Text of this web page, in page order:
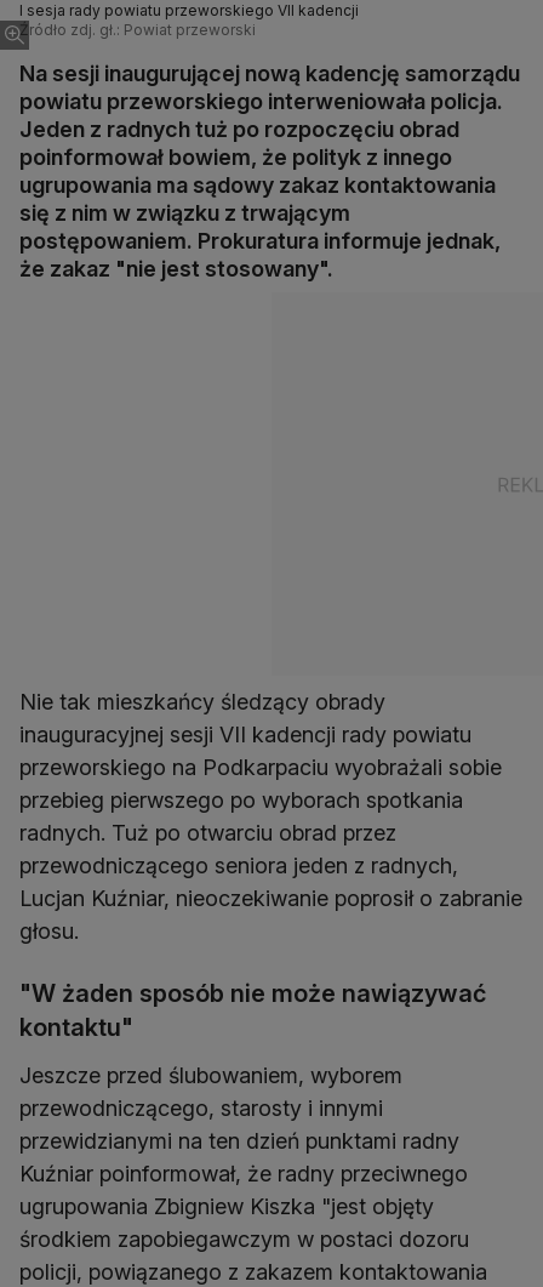
I sesja rady powiatu przeworskiego VII kadencji
Źródło zdj. gł.: Powiat przeworski
Na sesji inaugurującej nową kadencję samorządu
powiatu przeworskiego interweniowała policja.
Jeden z radnych tuż po rozpoczęciu obrad
poinformował bowiem, że polityk z innego
ugrupowania ma sądowy zakaz kontaktowania
się z nim w związku z trwającym
postępowaniem. Prokuratura informuje jednak,
że zakaz "nie jest stosowany".
Nie tak mieszkańcy śledzący obrady
inauguracyjnej sesji VII kadencji rady powiatu
przeworskiego na Podkarpaciu wyobrażali sobie
przebieg pierwszego po wyborach spotkania
radnych. Tuż po otwarciu obrad przez
przewodniczącego seniora jeden z radnych,
Lucjan Kuźniar, nieoczekiwanie poprosił o zabranie
głosu.
"W żaden sposób nie może nawiązywać
kontaktu"
Jeszcze przed ślubowaniem, wyborem
przewodniczącego, starosty i innymi
przewidzianymi na ten dzień punktami radny
Kuźniar poinformował, że radny przeciwnego
ugrupowania Zbigniew Kiszka "jest objęty
środkiem zapobiegawczym w postaci dozoru
policji, powiązanego z zakazem kontaktowania